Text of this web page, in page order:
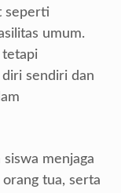
seperti
umum.
tetapi
sendiri dan
menjaga
tua, serta